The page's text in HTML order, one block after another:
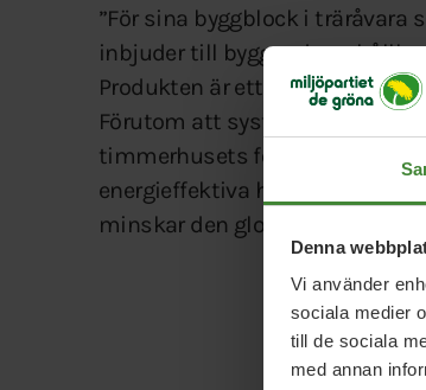
Denna
Vi använder
sociala medier
till de sociala
med annan
”För sina byggblock i
inbjuder till byggande av
Produkten är ett nytt sätt att
Förutom att systemet är
timmerhusets förmåga att
energieffektiva hus i sunda
minskar den globala